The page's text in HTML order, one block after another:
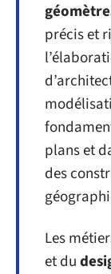
précis et
plans et
des
Les
et du